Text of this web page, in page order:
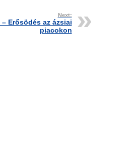
Next:
Erősödés az ázsiai
piacokon